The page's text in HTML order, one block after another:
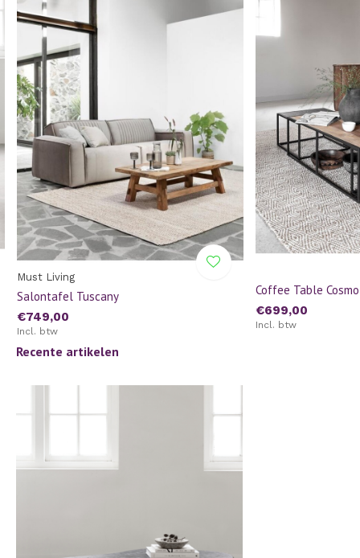
Must Living
Salontafel Tuscany
€749,00
Incl. btw
Coffee Table Cosmo
€699,00
Incl. btw
Recente artikelen